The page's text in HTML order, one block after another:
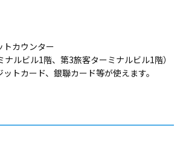
トカウンター
ナルビル1階、第3旅客ターミナルビル1階）
トカード、銀聯カード等が使えます。